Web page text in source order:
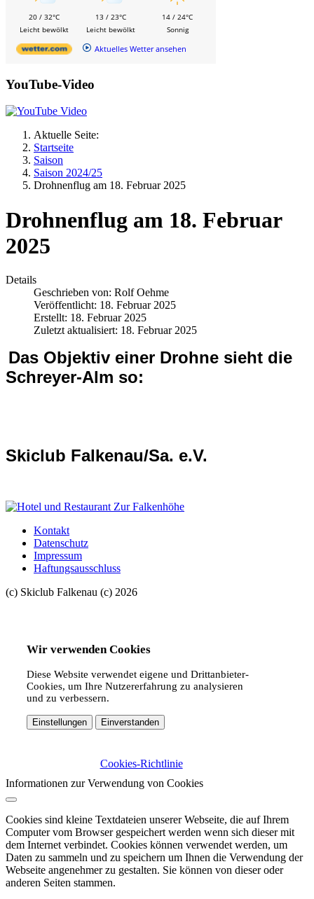
20 / 32°C
Leicht bewölkt
13 / 23°C
Leicht bewölkt
14 / 24°C
Sonnig
Aktuelles Wetter ansehen
YouTube-Video
Aktuelle Seite:
Startseite
Saison
Saison 2024/25
Drohnenflug am 18. Februar 2025
Drohnenflug am 18. Februar
2025
Details
Geschrieben von: Rolf Oehme
Veröffentlicht: 18. Februar 2025
Erstellt: 18. Februar 2025
Zuletzt aktualisiert: 18. Februar 2025
Das Objektiv einer Drohne sieht die
Schreyer-Alm so:
Skiclub Falkenau/Sa. e.V.
Kontakt
Datenschutz
Impressum
Haftungsausschluss
(c) Skiclub Falkenau (c) 2026
Wir verwenden Cookies
Diese Website verwendet eigene und Drittanbieter-
Cookies, um Ihre Nutzererfahrung zu analysieren
und zu verbessern.
Einstellungen Einverstanden
Cookies-Richtlinie
Informationen zur Verwendung von Cookies
Cookies sind kleine Textdateien unserer Webseite, die auf Ihrem
Computer vom Browser gespeichert werden wenn sich dieser mit
dem Internet verbindet. Cookies können verwendet werden, um
Daten zu sammeln und zu speichern um Ihnen die Verwendung der
Webseite angenehmer zu gestalten. Sie können von dieser oder
anderen Seiten stammen.